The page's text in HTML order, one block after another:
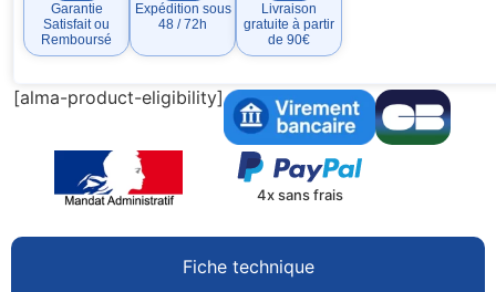
Garantie
Satisfait ou
Remboursé
Expédition sous
48 / 72h
Livraison
gratuite à partir
de 90€
[alma-product-eligibility]
4x sans frais
Fiche technique